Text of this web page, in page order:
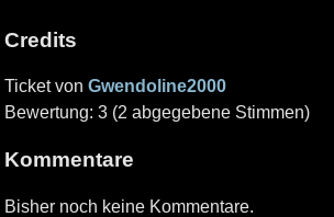
Credits
Ticket von Gwendoline2000
Bewertung: 3 (2 abgegebene Stimmen)
Kommentare
Bisher noch keine Kommentare.